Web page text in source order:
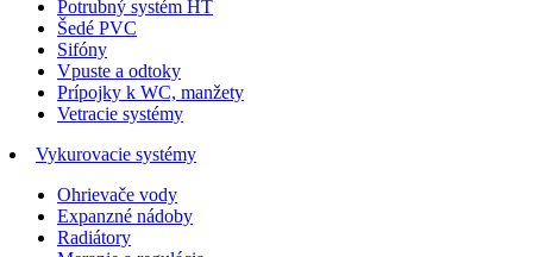
Potrubný systém HT
Šedé PVC
Sifóny
Vpuste a odtoky
Prípojky k WC, manžety
Vetracie systémy
Vykurovacie systémy
Ohrievače vody
Expanzné nádoby
Radiátory